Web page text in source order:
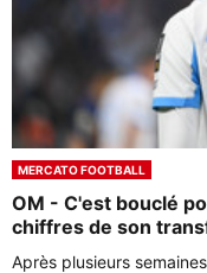
MERCATO FOOTBALL
OM - C'est bouclé
chiffres de son
Après plusieurs